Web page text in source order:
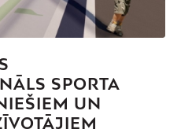
SPORTA
UN